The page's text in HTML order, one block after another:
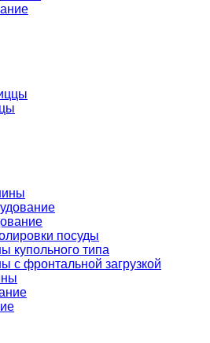
посуды
купольного типа
с фронтальной загрузкой